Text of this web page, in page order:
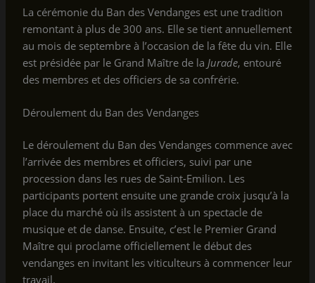
La cérémonie du Ban des Vendanges est une tradition
remontant à plus de 300 ans. Elle se tient annuellement
au mois de septembre à l’occasion de la fête du vin. Elle
est présidée par le Grand Maître de la Jurade, entouré
des membres et des officiers de sa confrérie.
Déroulement du Ban des Vendanges
Le déroulement du Ban des Vendanges commence avec
l’arrivée des membres et officiers, suivi par une
procession dans les rues de Saint-Emilion. Les
participants portent ensuite une grande croix jusqu’à la
place du marché où ils assistent à un spectacle de
musique et de danse. Ensuite, c’est le Premier Grand
Maître qui proclame officiellement le début des
vendanges en invitant les viticulteurs à commencer leur
travail.